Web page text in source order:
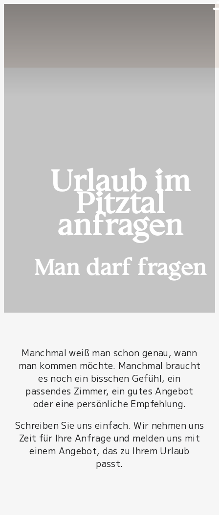
Urlaub im
Pitztal
anfragen
Man darf fragen
Manchmal weiß man schon genau, wann
man kommen möchte. Manchmal braucht
es noch ein bisschen Gefühl, ein
passendes Zimmer, ein gutes Angebot
oder eine persönliche Empfehlung.
Schreiben Sie uns einfach. Wir nehmen uns
Zeit für Ihre Anfrage und melden uns mit
einem Angebot, das zu Ihrem Urlaub
passt.